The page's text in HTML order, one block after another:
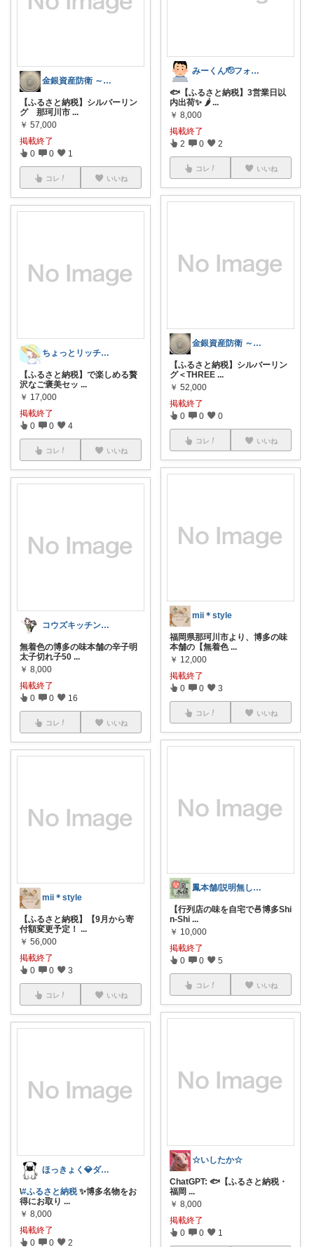
金銀資産防衛 ～貴金属『資産』上昇中～
【ふるさと納税】シルバーリン
グ 那珂川市 ...
￥ 57,000
掲載終了
0 0 1
コレ いいね
ちょっとリッチな毎日
【ふるさと納税】で楽しめる贅
沢なご褒美セッ ...
￥ 17,000
掲載終了
0 0 4
コレ いいね
コウズキッチン｜おうちごはんと便利食材
無着色の博多の味本舗の辛子明
太子切れ子50 ...
￥ 8,000
掲載終了
0 0 16
コレ いいね
mii＊style
【ふるさと納税】【9月から寄
付額変更予定！ ...
￥ 56,000
掲載終了
0 0 3
コレ いいね
ほっきょく💎ダイヤモンド会員💎
\#ふるさと納税✨博多名物をお
得にお取り ...
￥ 8,000
掲載終了
0 0 2
みーくん🫡フォローありがとうございます
🐟【ふるさと納税】3営業日以
内出荷✨ 🌶 ...
￥ 8,000
掲載終了
2 0 2
コレ いいね
金銀資産防衛 ～貴金属『資産』上昇中～
【ふるさと納税】シルバーリン
グ＜THREE ...
￥ 52,000
掲載終了
0 0 0
コレ いいね
mii＊style
福岡県那珂川市より、博多の味
本舗の【無着色 ...
￥ 12,000
掲載終了
0 0 3
コレ いいね
鳳本舗/説明無しの「コレ！」はやりません
【行列店の味を自宅で🍜博多Shi
n-Shi ...
￥ 10,000
掲載終了
0 0 5
コレ いいね
☆いしたか☆
ChatGPT: 🐟【ふるさと納税・
福岡 ...
￥ 8,000
掲載終了
0 0 1